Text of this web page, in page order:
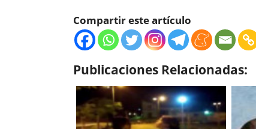
Compartir este artículo
Publicaciones Relacionadas: